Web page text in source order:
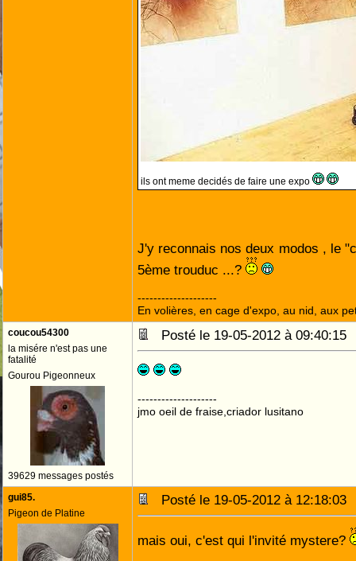
ils ont meme decidés de faire une expo
J'y reconnais nos deux modos , le
5ème trouduc ...?
--------------------
En volières, en cage d'expo, au nid, aux
coucou54300
la misére n'est pas une
fatalité
Gourou Pigeonneux
39629 messages postés
Posté le 19-05-2012 à
--------------------
jmo oeil de fraise,criador lusitano
gui85.
Pigeon de Platine
Posté le 19-05-2012 à
mais oui, c'est qui l'invité mystere?